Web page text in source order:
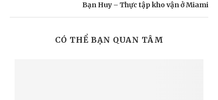
Bạn Huy – Thực tập kho vận ở Miami
CÓ THỂ BẠN QUAN TÂM